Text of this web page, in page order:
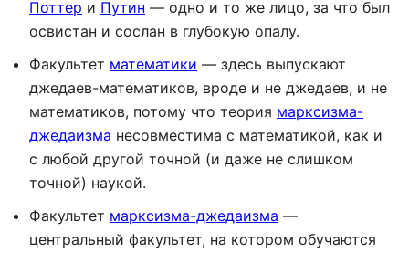
Поттер и Путин — одно и то же лицо, за что был
освистан и сослан в глубокую опалу.
Факультет математики — здесь выпускают
джедаев-математиков, вроде и не джедаев, и не
математиков, потому что теория марксизма-
джедаизма несовместима с математикой, как и
с любой другой точной (и даже не слишком
точной) наукой.
Факультет марксизма-джедаизма —
центральный факультет, на котором обучаются